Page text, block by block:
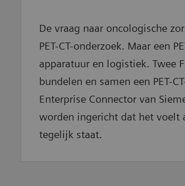
De vraag naar oncologische
PET-CT-onderzoek. Maar een
apparatuur en logistiek. Twee
bundelen en samen een PET-
Enterprise Connector van
worden ingericht dat het voelt
tegelijk staat.